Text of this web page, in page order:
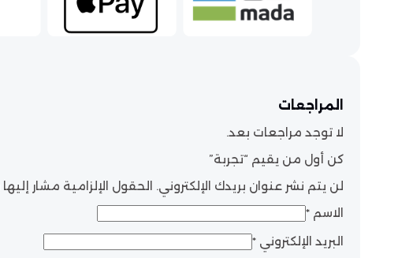
المراجعات
لا توجد مراجعات بعد.
كن أول من يقيم “تجربة”
لن يتم نشر عنوان بريدك الإلكتروني. الحقول الإلزامية مشار إليها
الاسم *
البريد الإلكتروني *